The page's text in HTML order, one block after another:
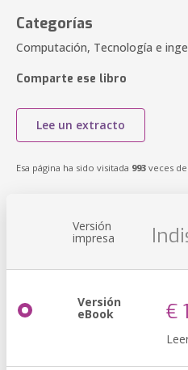
Categorías
Computación, Tecnología e
Comparte ese libro
Lee un extracto
Esa página ha sido visitada 993 veces
Versión
impresa
Versión
eBook €